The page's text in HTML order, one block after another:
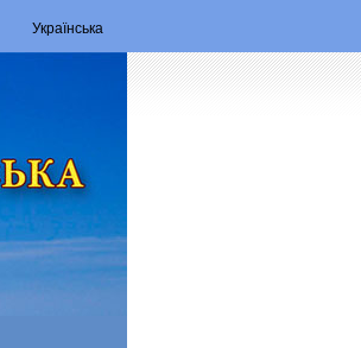
Українська